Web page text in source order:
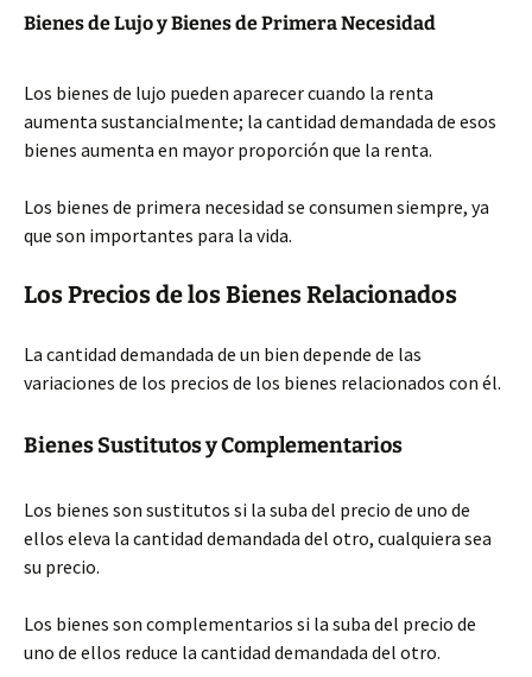
Bienes de Lujo y Bienes de Primera Necesidad
Los bienes de lujo pueden aparecer cuando la renta
aumenta sustancialmente; la cantidad demandada de esos
bienes aumenta en mayor proporción que la renta.
Los bienes de primera necesidad se consumen siempre, ya
que son importantes para la vida.
Los Precios de los Bienes Relacionados
La cantidad demandada de un bien depende de las
variaciones de los precios de los bienes relacionados con él.
Bienes Sustitutos y Complementarios
Los bienes son sustitutos si la suba del precio de uno de
ellos eleva la cantidad demandada del otro, cualquiera sea
su precio.
Los bienes son complementarios si la suba del precio de
uno de ellos reduce la cantidad demandada del otro.